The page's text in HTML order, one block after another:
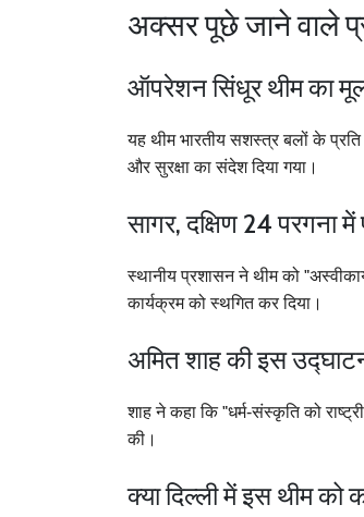
अक्सर पूछे जाने वाले
ऑपरेशन सिंधूर थीम का मूल
यह थीम भारतीय सशस्त्र बलों के
और सुरक्षा का संदेश दिया गया।
सागर, दक्षिण 24 परगना
स्थानीय प्रशासन ने थीम को
कार्यक्रम को स्थगित कर दिया।
अमित शाह की इस
शाह ने कहा कि "धर्म‑संस्कृति को
की।
क्या दिल्ली में इस थीम को